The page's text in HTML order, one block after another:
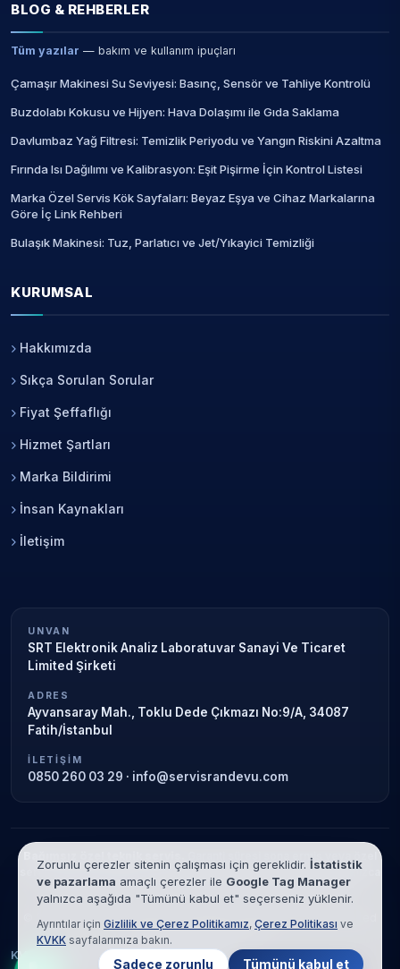
BLOG & REHBERLER
Tüm yazılar — bakım ve kullanım ipuçları
Çamaşır Makinesi Su Seviyesi: Basınç, Sensör ve Tahliye Kontrolü
Buzdolabı Kokusu ve Hijyen: Hava Dolaşımı ile Gıda Saklama
Davlumbaz Yağ Filtresi: Temizlik Periyodu ve Yangın Riskini Azaltma
Fırında Isı Dağılımı ve Kalibrasyon: Eşit Pişirme İçin Kontrol Listesi
Marka Özel Servis Kök Sayfaları: Beyaz Eşya ve Cihaz Markalarına
Göre İç Link Rehberi
Bulaşık Makinesi: Tuz, Parlatıcı ve Jet/Yıkayici Temizliği
KURUMSAL
Hakkımızda
Sıkça Sorulan Sorular
Fiyat Şeffaflığı
Hizmet Şartları
Marka Bildirimi
İnsan Kaynakları
İletişim
UNVAN
SRT Elektronik Analiz Laboratuvar Sanayi Ve Ticaret
Limited Şirketi
ADRES
Ayvansaray Mah., Toklu Dede Çıkmazı No:9/A, 34087
Fatih/İstanbul
İLETIŞIM
0850 260 03 29 · info@servisrandevu.com
Garanti süresi sona ermiş veya özel
servis kapsamındaki cihazlar için hizmet verilir. Marka adları yalnızca
tanımlama amaçlıdır; yetkili servis ilişkisi bulunmamaktadır.
© 2026 SRT Elektronik Analiz Laboratuvar Sanayi Ve Ticaret Limited
Şirketi. Tüm hakları saklıdır.
KVKK
Çerez Politikası Hizmet Şartları
Zorunlu çerezler sitenin çalışması için gereklidir. İstatistik
ve pazarlama amaçlı çerezler ile Google Tag Manager
yalnızca aşağıda "Tümünü kabul et" seçerseniz yüklenir.
Ayrıntılar için Gizlilik ve Çerez Politikamız, Çerez Politikası ve
KVKK sayfalarımıza bakın.
Sadece zorunlu Tümünü kabul et